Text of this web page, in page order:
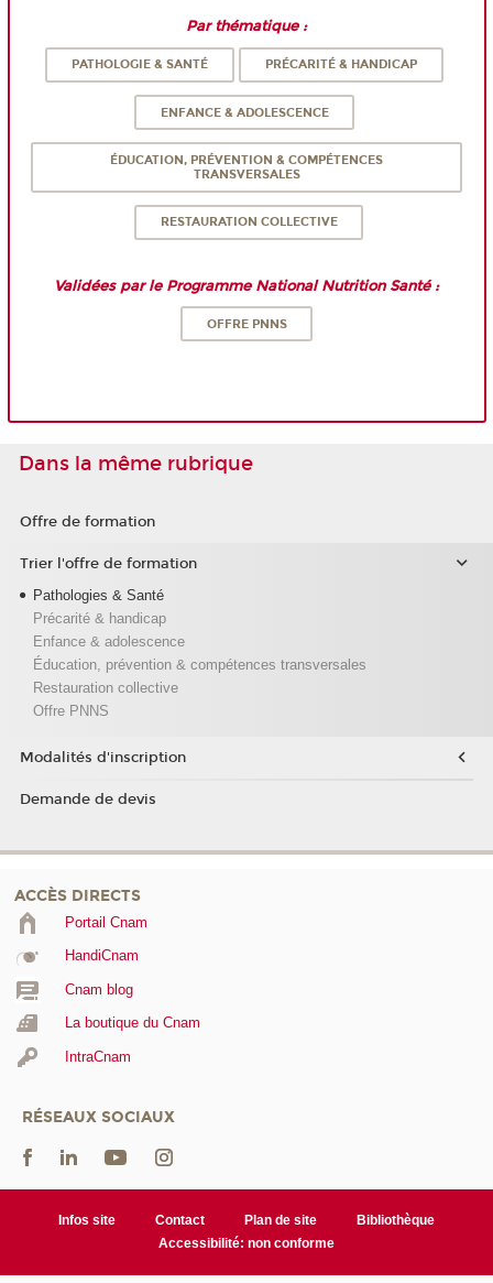
Par thématique :
PATHOLOGIE & SANTÉ PRÉCARITÉ & HANDICAP
ENFANCE & ADOLESCENCE
ÉDUCATION, PRÉVENTION & COMPÉTENCES
TRANSVERSALES
RESTAURATION COLLECTIVE
Validées par le Programme National Nutrition Santé :
OFFRE PNNS
Dans la même rubrique
Offre de formation
Trier l'offre de formation
Pathologies & Santé
Précarité & handicap
Enfance & adolescence
Éducation, prévention & compétences transversales
Restauration collective
Offre PNNS
Modalités d'inscription
Demande de devis
ACCÈS DIRECTS
Portail Cnam
HandiCnam
Cnam blog
La boutique du Cnam
IntraCnam
RÉSEAUX SOCIAUX
Infos site Contact Plan de site
Bibliothèque
Accessibilité: non conforme